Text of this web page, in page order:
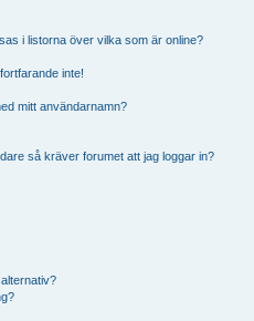
i listorna över vilka som är online?
inte!
mitt användarnamn?
så kräver forumet att jag loggar in?